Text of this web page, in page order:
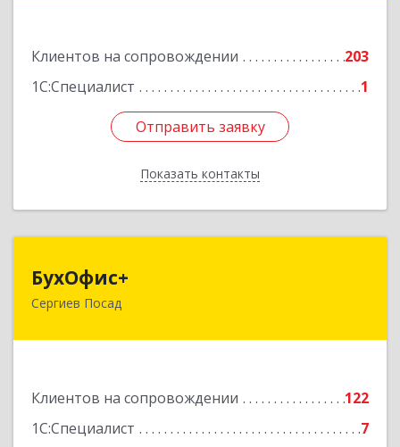
Клиентов на сопровождении
203
1С:Специалист
1
Отправить заявку
Показать контакты
Отправить заявку
Назад
БухОфис+
Сергиев Посад
Клиентов на сопровождении
122
1С:Специалист
7
141304, Московская обл, Сергиево-Посадский
Подробнее